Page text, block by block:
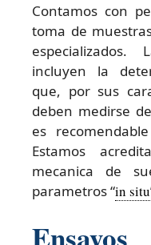
Contamos con
toma de
especializados.
incluyen la
que, por sus
deben medirse
es
Estamos
mecanica de
parametros “in situ